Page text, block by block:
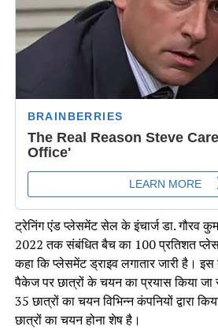
ट्रेनिंग एंड प्लेसमेंट सेल के इंचार्ज डा. गौरव
2022 तक संबंधित बैच का 100 प्रतिशत
कहा कि प्लेसमेंट ड्राइव लगातार जारी है।
पैकेज पर छात्रों के चयन का प्रयास किया
35 छात्रों का चयन विभिन्न कंपनियों द्वारा
छात्रों का चयन होना शेष है।